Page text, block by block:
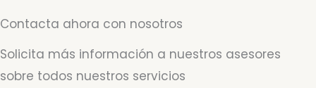
Contacta ahora con nosotros
Solicita más información a nuestros asesores
sobre todos nuestros servicios